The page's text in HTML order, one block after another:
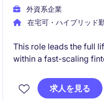
外資系企業
在宅可・ハイブリッド
This role leads the full
within a fast-scaling
directly impact growth,
experience.
求人を見る